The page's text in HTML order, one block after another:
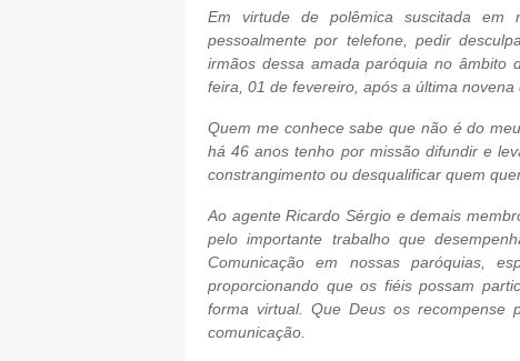
Em virtude de polêmica suscitada
pessoalmente por telefone, pedir
irmãos dessa amada paróquia no âmbito
feira, 01 de fevereiro, após a última
Quem me conhece sabe que não é do
há 46 anos tenho por missão difundir e
constrangimento ou desqualificar quem
Ao agente Ricardo Sérgio e demais
pelo importante trabalho que
Comunicação em nossas paróquias,
proporcionando que os fiéis possam
forma virtual. Que Deus os recompense
comunicação.